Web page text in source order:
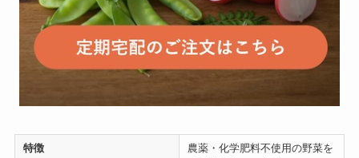
特徴
農薬・化学肥料不使用の野菜を